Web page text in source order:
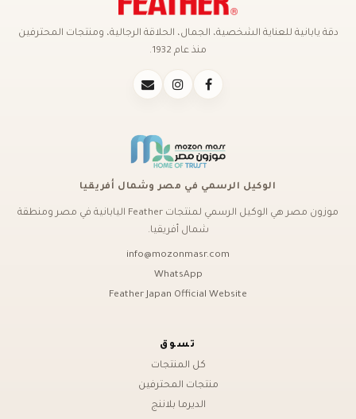
دقة يابانية للعناية الشخصية، الجمال، الحلاقة الرجالية، ومنتجات المحترفين
منذ عام 1932.
تسوق
كل المنتجات
منتجات المحترفين
الديرما بلاننج
الوكيل الرسمي في مصر وشمال أفريقيا
موزون مصر هي الوكيل الرسمي لمنتجات Feather اليابانية في مصر ومنطقة
شمال أفريقيا.
info@mozonmasr.com
WhatsApp
Feather Japan Official Website